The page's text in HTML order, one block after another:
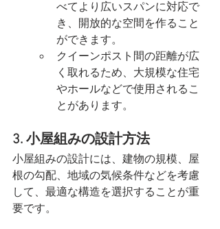
べてより広いスパンに対応で
き、開放的な空間を作ること
ができます。
クイーンポスト間の距離が広
く取れるため、大規模な住宅
やホールなどで使用されるこ
とがあります。
3. 小屋組みの設計方法
小屋組みの設計には、建物の規模、屋
根の勾配、地域の気候条件などを考慮
して、最適な構造を選択することが重
要です。